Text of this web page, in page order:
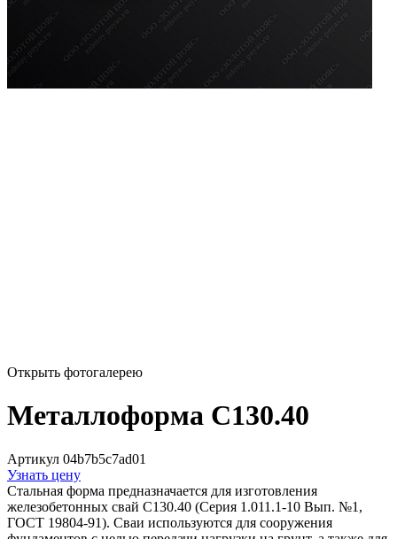
Открыть фотогалерею
Металлоформа С130.40
Артикул 04b7b5c7ad01
Узнать цену
Стальная форма предназначается для изготовления
железобетонных свай С130.40 (Серия 1.011.1-10 Вып. №1,
ГОСТ 19804-91). Сваи используются для сооружения